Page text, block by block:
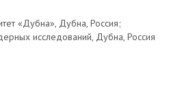
«Дубна», Дубна, Россия;
исследований, Дубна, Россия